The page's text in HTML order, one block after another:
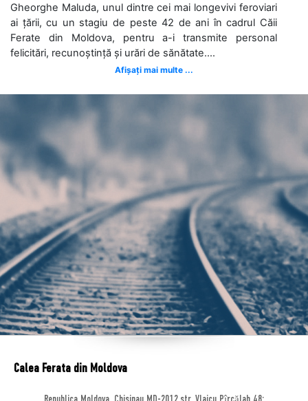
Gheorghe Maluda, unul dintre cei mai longevivi feroviari
ai țării, cu un stagiu de peste 42 de ani în cadrul Căii
Ferate din Moldova, pentru a-i transmite personal
felicitări, recunoștință și urări de sănătate....
Afișați mai multe ...
Calea Ferata din Moldova